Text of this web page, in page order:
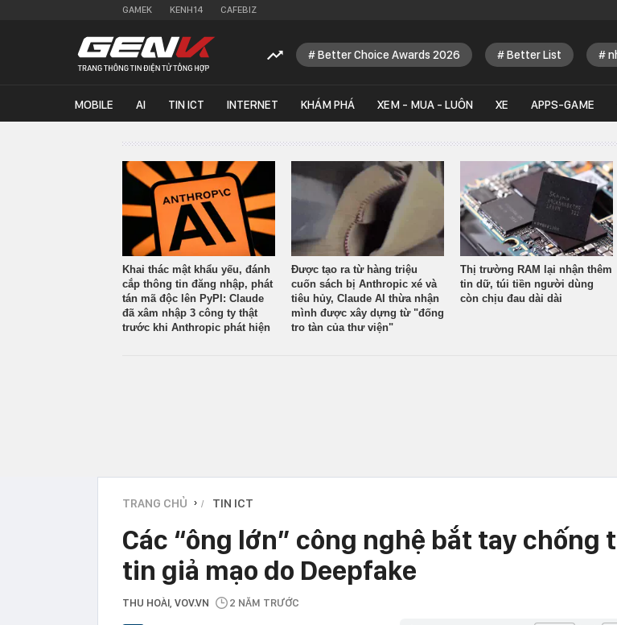
GAMEK KENH14 CAFEBIZ
Better Choice Awards 2026 Better List
MOBILE AI TIN ICT INTERNET KHÁM PHÁ XEM - MUA - LUÔN XE APPS-GAME
Khai thác mật khẩu yếu, đánh
cắp thông tin đăng nhập, phát
tán mã độc lên PyPI: Claude
đã xâm nhập 3 công ty thật
trước khi Anthropic phát hiện
Được tạo ra từ hàng triệu
cuốn sách bị Anthropic xé và
tiêu hủy, Claude AI thừa nhận
mình được xây dựng từ "đống
tro tàn của thư viện"
Thị trường RAM lại nhận thêm
tin dữ, túi tiền người dùng
còn chịu đau dài dài
TRANG CHỦ › TIN ICT
Các “ông lớn” công nghệ bắt tay chống
tin giả mạo do Deepfake
THU HOÀI , VOV.VN 2 NĂM TRƯỚC